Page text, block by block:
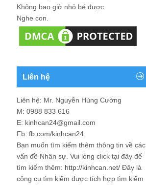
Không bao giờ nhỏ bé được
Nghe con.
Liên hệ
Liên hệ: Mr. Nguyễn Hùng Cường
M: 0988 833 616
E: kinhcan24@gmail.com
Fb: fb.com/kinhcan24
Bạn muốn tìm kiếm thêm thông tin về các
vấn đề Nhân sự . Vui lòng click tại đây để
tìm kiếm thêm: http://kinhcan.net/ Đây là
công cụ tìm kiếm được tích hợp tìm kiếm